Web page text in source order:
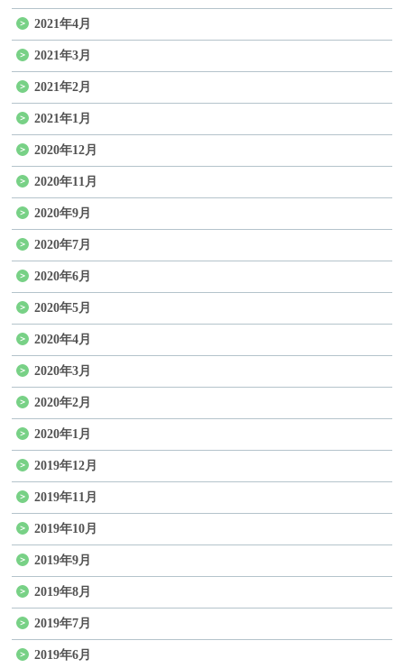
2021年4月
2021年3月
2021年2月
2021年1月
2020年12月
2020年11月
2020年9月
2020年7月
2020年6月
2020年5月
2020年4月
2020年3月
2020年2月
2020年1月
2019年12月
2019年11月
2019年10月
2019年9月
2019年8月
2019年7月
2019年6月